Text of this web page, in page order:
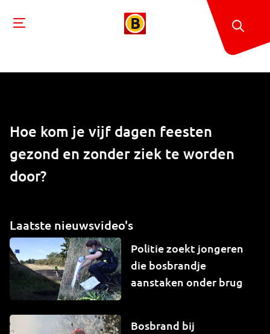
Hoe kom je vijf dagen feesten
gezond en zonder ziek te worden
door?
Laatste nieuwsvideo's
Politie zoekt jongeren
die bosbrandje
aanstaken onder brug
Bosbrand bij